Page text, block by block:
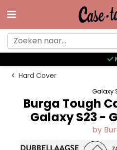
Meer dan 300
Hard Cover
Galaxy
Burga Tough
Galaxy S23 -
by